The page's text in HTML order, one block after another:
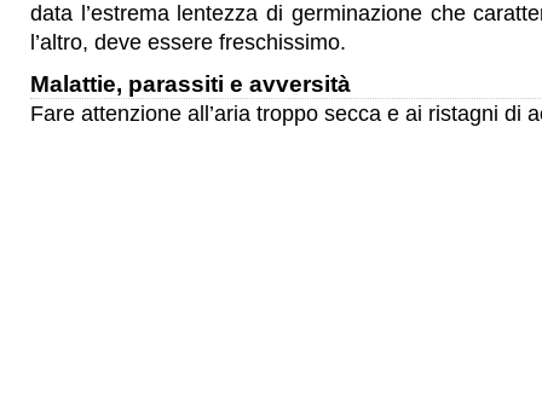
data l’estrema lentezza di germinazione che
l’altro, deve essere freschissimo.
Malattie, parassiti e avversità
Fare attenzione all’aria troppo secca e ai ristagni di